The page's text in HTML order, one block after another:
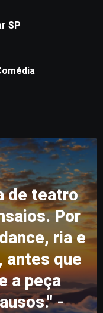
SP
de teatro
Por
ria e
antes que
a peça
-